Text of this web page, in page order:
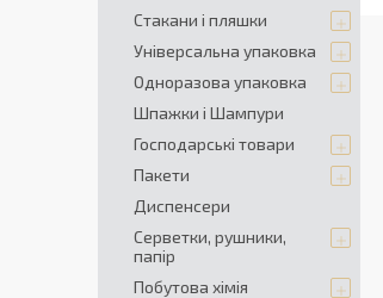
Стакани і пляшки
Універсальна упаковка
Одноразова упаковка
Шпажки і Шампури
Господарські товари
Пакети
Диспенсери
Серветки, рушники,
папір
Побутова хімія